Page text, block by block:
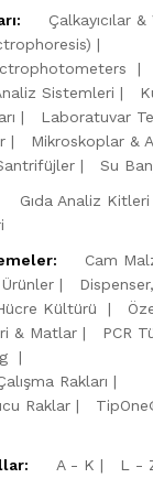
Çalkayıcılar
Sistemleri
Laboratuvar
Mikroskoplar &
Su
Gıda Analiz Kitleri
Cam
Kültürü
& Matlar
PCR
Rakları
Raklar
A - K L -